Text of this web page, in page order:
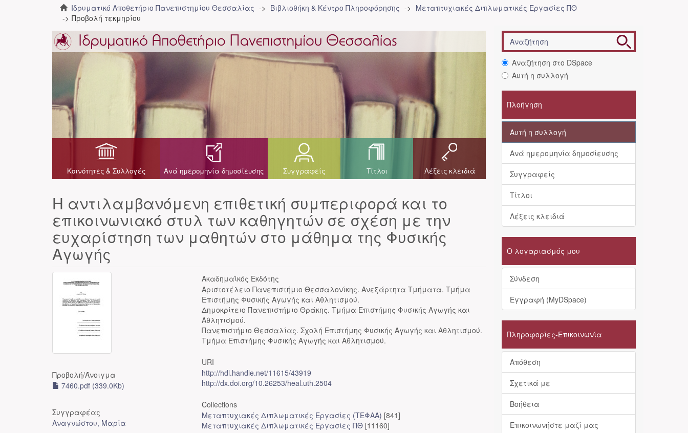
Ιδρυματικό Αποθετήριο Πανεπιστημίου Θεσσαλίας Βιβλιοθήκη & Κέντρο Πληροφόρησης
Μεταπτυχιακές Διπλωματικές Εργασίες ΠΘ
Προβολή τεκμηρίου
Κοινότητες & Συλλογές Ανά ημερομηνία δημοσίευσης Συγγραφείς Τίτλοι Λέξεις κλειδιά
Η αντιλαμβανόμενη επιθετική συμπεριφορά και το
επικοινωνιακό στυλ των καθηγητών σε σχέση με την
ευχαρίστηση των μαθητών στο μάθημα της Φυσικής
Αγωγής
Προβολή/Άνοιγμα
7460.pdf (339.0Kb)
Συγγραφέας
Αναγνώστου, Μαρία
Ακαδημαϊκός Εκδότης
Αριστοτέλειο Πανεπιστήμιο Θεσσαλονίκης. Ανεξάρτητα Τμήματα. Τμήμα
Επιστήμης Φυσικής Αγωγής και Αθλητισμού.
Δημοκρίτειο Πανεπιστήμιο Θράκης. Τμήμα Επιστήμης Φυσικής Αγωγής και
Αθλητισμού.
Πανεπιστήμιο Θεσσαλίας. Σχολή Επιστήμης Φυσικής Αγωγής και Αθλητισμού.
Τμήμα Επιστήμης Φυσικής Αγωγής και Αθλητισμού.
URI
http://hdl.handle.net/11615/43919
http://dx.doi.org/10.26253/heal.uth.2504
Collections
Μεταπτυχιακές Διπλωματικές Εργασίες (ΤΕΦΑΑ) [841]
Μεταπτυχιακές Διπλωματικές Εργασίες ΠΘ [11160]
Αναζήτηση στο DSpace
Αυτή η συλλογή
Πλοήγηση
Αυτή η συλλογή
Ανά ημερομηνία δημοσίευσης
Συγγραφείς
Τίτλοι
Λέξεις κλειδιά
Ο λογαριασμός μου
Σύνδεση
Εγγραφή (MyDSpace)
Πληροφορίες-Επικοινωνία
Απόθεση
Σχετικά με
Βοήθεια
Επικοινωνήστε μαζί μας